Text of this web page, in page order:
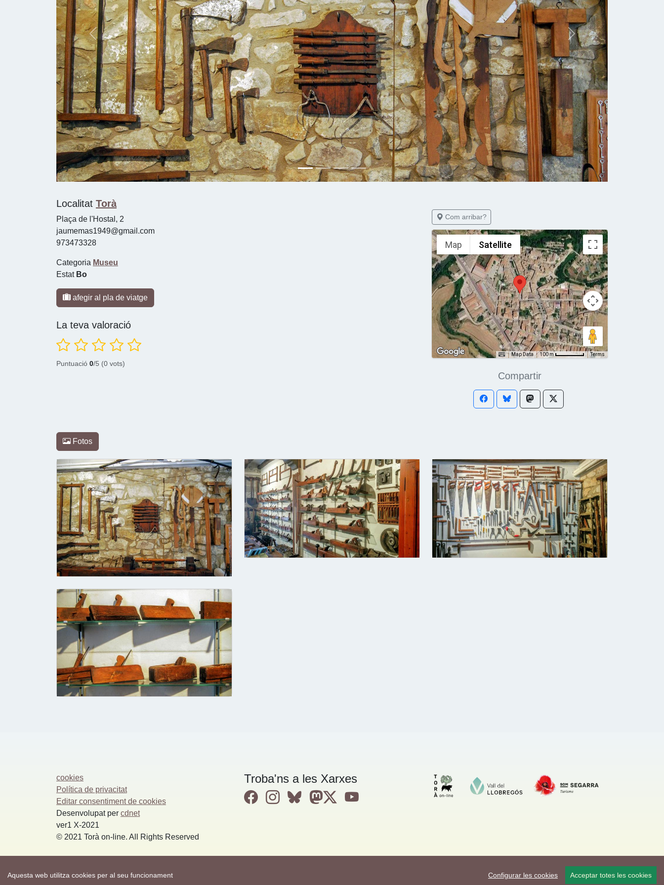
Aquesta web utilitza cookies per al seu funcionament Configurar les cookies Acceptar totes les cookies
Previous Next
Localitat Torà
Plaça de l'Hostal, 2
jaumemas1949@gmail.com
973473328
Categoria Museu
Estat Bo
afegir al pla de viatge
La teva valoració
Puntuació 0/5 (0 vots)
Com arribar?
Map Satellite
Map Data 100 m Terms
Compartir
Fotos
cookies
Política de privacitat
Editar consentiment de cookies
Desenvolupat per cdnet
ver1 X-2021
© 2021 Torà on-line. All Rights Reserved
Troba'ns a les Xarxes